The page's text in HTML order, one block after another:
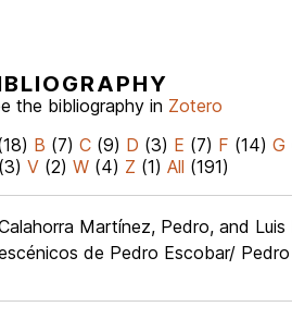
the bibliography in Zotero
B (7)C (9) D (3) E (7) F (14)G
(3)V (2)W (4) Z (1)All (191)
Martínez, Pedro, and
de Pedro Escobar/